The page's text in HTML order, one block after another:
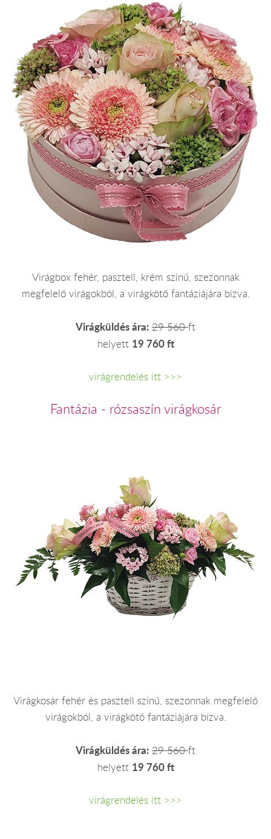
Virágbox fehér, pasztell, krém színű, szezonnak
megfelelő virágokból, a virágkötő fantáziájára bízva.
Virágküldés ára: 29 560ft
helyett 19 760 ft
virágrendelés itt >>>
Fantázia - rózsaszín virágkosár
Virágkosár fehér és pasztell színű, szezonnak megfelelő
virágokból, a virágkötő fantáziájára bízva.
Virágküldés ára: 29 560ft
helyett 19 760 ft
virágrendelés itt >>>